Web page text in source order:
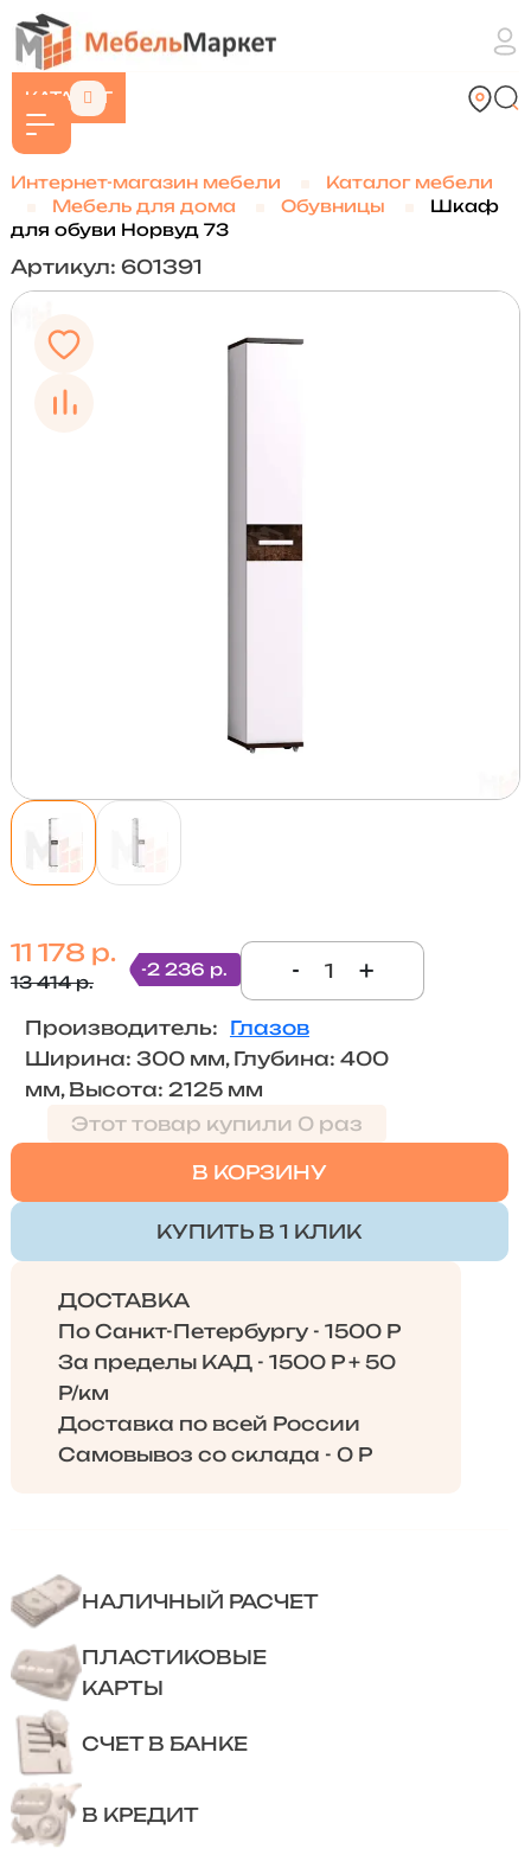
КАТАЛОГ
Интернет-магазин мебели
Каталог мебели
Мебель для дома
Обувницы
Шкаф
для обуви Норвуд 73
Артикул: 601391
11 178 р.
13 414 р.
-2 236 р. - +
Производитель: Глазов
Ширина: 300 мм, Глубина: 400
мм, Высота: 2125 мм
Этот товар купили 0 раз
В КОРЗИНУ
КУПИТЬ В 1 КЛИК
ДОСТАВКА
По Санкт-Петербургу - 1500 Р
За пределы КАД - 1500 Р + 50
Р/км
Доставка по всей России
Самовывоз со склада - 0 Р
НАЛИЧНЫЙ РАСЧЕТ
ПЛАСТИКОВЫЕ
КАРТЫ
СЧЕТ В БАНКЕ
В КРЕДИТ